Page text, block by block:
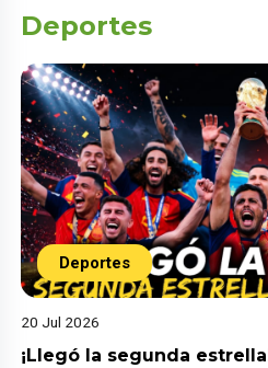
Deportes
Deportes
20 Jul 2026
¡Llegó la segunda